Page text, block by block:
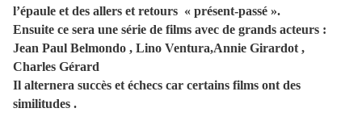
l’épaule et des allers et retours « présent-passé ».
Ensuite ce sera une série de films avec de grands acteurs :
Jean Paul Belmondo , Lino Ventura,Annie Girardot ,
Charles Gérard
Il alternera succès et échecs car certains films ont des
similitudes .